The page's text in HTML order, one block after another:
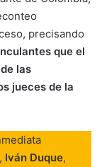
precisando
que el
las
jueces de la
Iván Duque,